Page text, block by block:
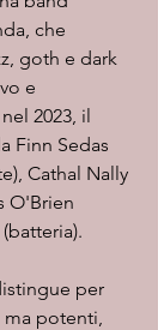
che
goth e dark
e
2023, il
Finn Sedas
Cathal Nally
O'Brien
ma potenti,